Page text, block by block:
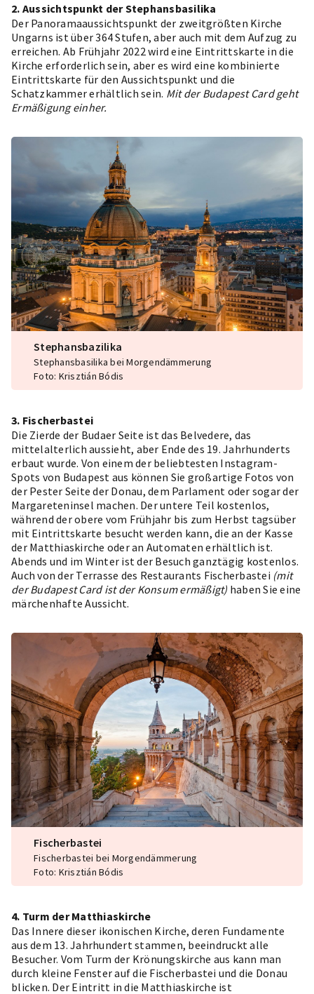
2. Aussichtspunkt der Stephansbasilika
Der Panoramaaussichtspunkt der zweitgrößten Kirche
Ungarns ist über 364 Stufen, aber auch mit dem Aufzug zu
erreichen. Ab Frühjahr 2022 wird eine Eintrittskarte in die
Kirche erforderlich sein, aber es wird eine kombinierte
Eintrittskarte für den Aussichtspunkt und die
Schatzkammer erhältlich sein. Mit der Budapest Card geht
Ermäßigung einher.
Stephansbazilika
Stephansbasilika bei Morgendämmerung
Foto: Krisztián Bódis
3. Fischerbastei
Die Zierde der Budaer Seite ist das Belvedere, das
mittelalterlich aussieht, aber Ende des 19. Jahrhunderts
erbaut wurde. Von einem der beliebtesten Instagram-
Spots von Budapest aus können Sie großartige Fotos von
der Pester Seite der Donau, dem Parlament oder sogar der
Margareteninsel machen. Der untere Teil kostenlos,
während der obere vom Frühjahr bis zum Herbst tagsüber
mit Eintrittskarte besucht werden kann, die an der Kasse
der Matthiaskirche oder an Automaten erhältlich ist.
Abends und im Winter ist der Besuch ganztägig kostenlos.
Auch von der Terrasse des Restaurants Fischerbastei (mit
der Budapest Card ist der Konsum ermäßigt) haben Sie eine
märchenhafte Aussicht.
Fischerbastei
Fischerbastei bei Morgendämmerung
Foto: Krisztián Bódis
4. Turm der Matthiaskirche
Das Innere dieser ikonischen Kirche, deren Fundamente
aus dem 13. Jahrhundert stammen, beeindruckt alle
Besucher. Vom Turm der Krönungskirche aus kann man
durch kleine Fenster auf die Fischerbastei und die Donau
blicken. Der Eintritt in die Matthiaskirche ist